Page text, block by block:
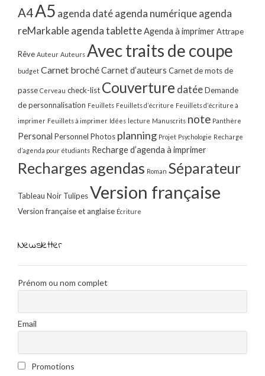
A4A5 agenda datéagenda numériqueagenda
reMarkableagenda tabletteAgenda à imprimerAttrape
Rêve Auteur Auteurs Avec traits de coupe
budget Carnet brochéCarnet d’auteurs Carnet de mots de
passe Cerveau check-list Couverture datéeDemande
de personnalisation Feuillets Feuillets d’écriture Feuillets d’écriture à
imprimer Feuillets à imprimer Idées lecture Manuscrits note Panthère
Personal Personnel Photos planning Projet Psychologie Recharge
d’agenda pour étudiants Recharge d’agenda à imprimer
Recharges agendas Roman Séparateur
Tableau Noir TulipesVersion française
Version française et anglaise Écriture
Newsletter
Prénom ou nom complet
Email
Promotions